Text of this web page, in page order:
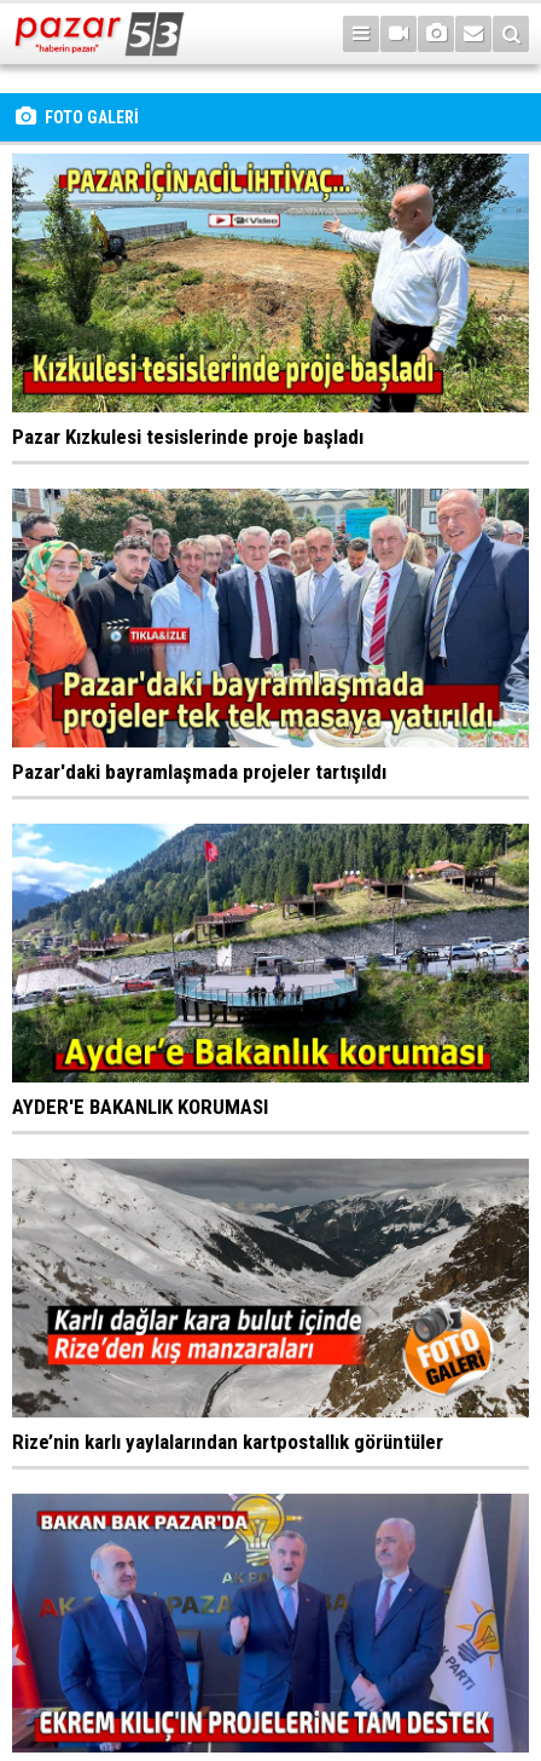
FOTO GALERİ
Pazar Kızkulesi tesislerinde proje başladı
Pazar'daki bayramlaşmada projeler tartışıldı
AYDER'E BAKANLIK KORUMASI
Rize’nin karlı yaylalarından kartpostallık görüntüler